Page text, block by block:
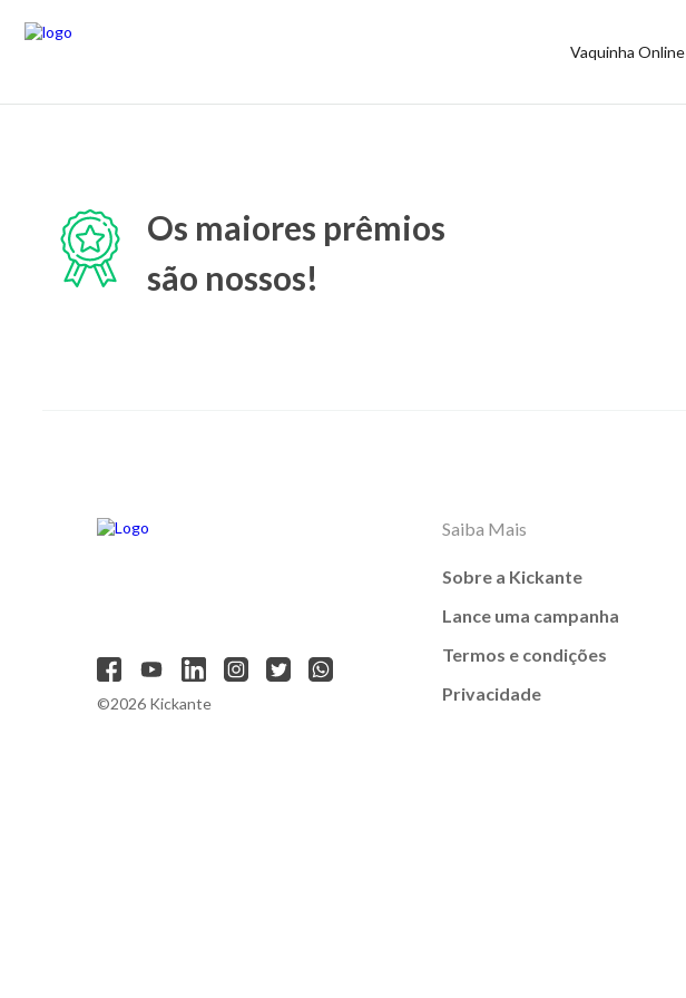
Vaquinha Online
Os maiores prêmios
são nossos!
©2026 Kickante
Saiba Mais
Sobre a Kickante
Lance uma campanha
Termos e condições
Privacidade